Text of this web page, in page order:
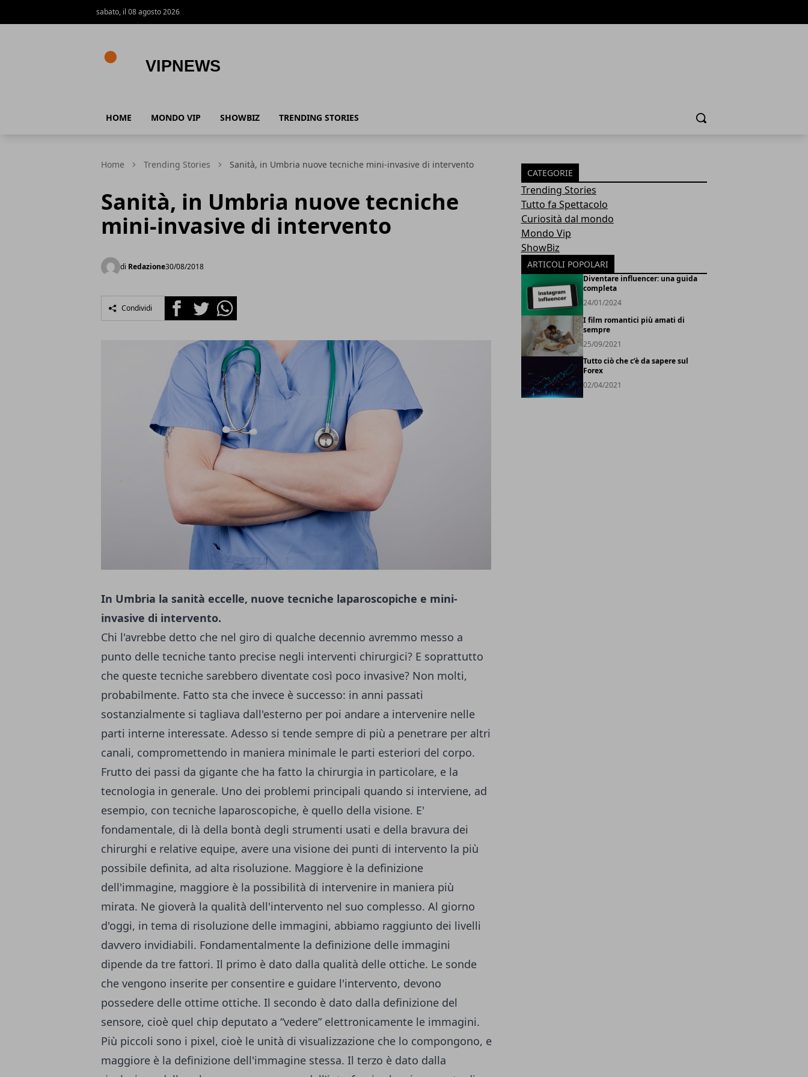
sabato, il 08 agosto 2026
HOME MONDO VIP SHOWBIZ TRENDING STORIES Cerca
Home Trending Stories Sanità, in Umbria nuove tecniche mini-invasive di intervento
Sanità, in Umbria nuove tecniche
mini-invasive di intervento
di Redazione30/08/2018
Condividi FacebookTwitterWhatsapp
In Umbria la sanità eccelle, nuove tecniche laparoscopiche e mini-
invasive di intervento.
Chi l'avrebbe detto che nel giro di qualche decennio avremmo messo a
punto delle tecniche tanto precise negli interventi chirurgici? E soprattutto
che queste tecniche sarebbero diventate così poco invasive? Non molti,
probabilmente. Fatto sta che invece è successo: in anni passati
sostanzialmente si tagliava dall'esterno per poi andare a intervenire nelle
parti interne interessate. Adesso si tende sempre di più a penetrare per altri
canali, compromettendo in maniera minimale le parti esteriori del corpo.
Frutto dei passi da gigante che ha fatto la chirurgia in particolare, e la
tecnologia in generale. Uno dei problemi principali quando si interviene, ad
esempio, con tecniche laparoscopiche, è quello della visione. E'
fondamentale, di là della bontà degli strumenti usati e della bravura dei
chirurghi e relative equipe, avere una visione dei punti di intervento la più
possibile definita, ad alta risoluzione. Maggiore è la definizione
dell'immagine, maggiore è la possibilità di intervenire in maniera più
mirata. Ne gioverà la qualità dell'intervento nel suo complesso. Al giorno
d'oggi, in tema di risoluzione delle immagini, abbiamo raggiunto dei livelli
davvero invidiabili. Fondamentalmente la definizione delle immagini
dipende da tre fattori. Il primo è dato dalla qualità delle ottiche. Le sonde
che vengono inserite per consentire e guidare l'intervento, devono
possedere delle ottime ottiche. Il secondo è dato dalla definizione del
sensore, cioè quel chip deputato a “vedere” elettronicamente le immagini.
Più piccoli sono i pixel, cioè le unità di visualizzazione che lo compongono, e
maggiore è la definizione dell'immagine stessa. Il terzo è dato dalla
CATEGORIE
Trending Stories
Tutto fa Spettacolo
Curiosità dal mondo
Mondo Vip
ShowBiz
ARTICOLI POPOLARI
Diventare influencer: una guida
completa
24/01/2024
I film romantici più amati di
sempre
25/09/2021
Tutto ciò che c’è da sapere sul
Forex
02/04/2021